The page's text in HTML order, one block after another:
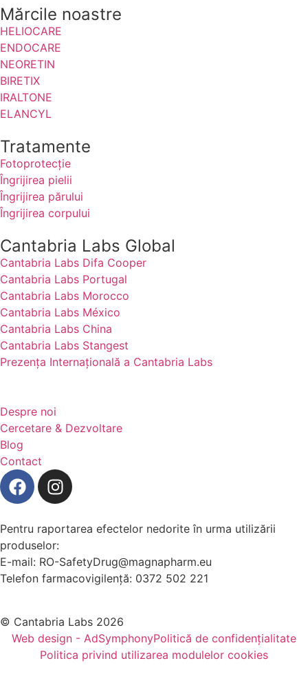
Mărcile noastre
HELIOCARE
ENDOCARE
NEORETIN
BIRETIX
IRALTONE
ELANCYL
Tratamente
Fotoprotecție
Îngrijirea pielii
Îngrijirea părului
Îngrijirea corpului
Cantabria Labs Global
Cantabria Labs Difa Cooper
(se deschide într-o filă nouă, link extern)
Cantabria Labs Portugal
(se deschide într-o filă nouă, link extern)
Cantabria Labs Morocco
(se deschide într-o filă nouă, link extern)
Cantabria Labs México
(se deschide într-o filă nouă, link extern)
Cantabria Labs China
(se deschide într-o filă nouă, link extern)
Cantabria Labs Stangest
(se deschide într-o filă nouă, link extern)
Prezența Internațională a Cantabria Labs
Despre noi
Cercetare & Dezvoltare
Blog
Contact
(se deschide într-o filă nouă, link
(se deschide într-o filă nouă,
Pentru raportarea efectelor nedorite în urma utilizării
produselor:
E-mail: RO-SafetyDrug@magnapharm.eu
Telefon farmacovigilență: 0372 502 221
© Cantabria Labs 2026
Web design - AdSymphony
(se deschide într-o filă nouă, link extern)
Politică de confidențialitate
Politica privind utilizarea modulelor cookies